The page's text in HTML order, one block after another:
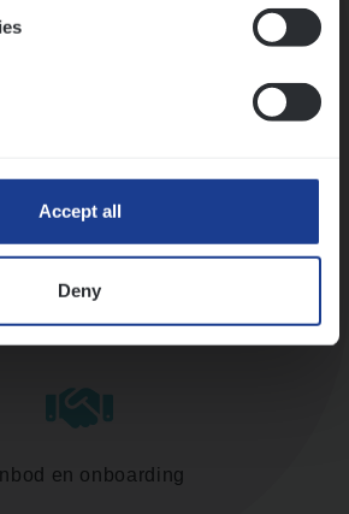
Accept all
Deny
met leidinggevende
en onboarding